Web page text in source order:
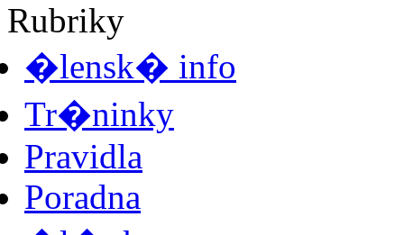
Rubriky
�lensk� info
Tr�ninky
Pravidla
Poradna